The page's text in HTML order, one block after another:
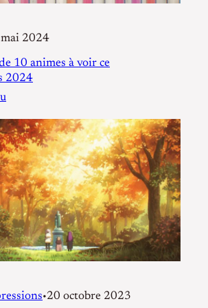
2024
10 animes à voir ce
2024
•20 octobre 2023